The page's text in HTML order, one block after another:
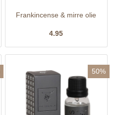
Frankincense & mirre olie
4.95
50%